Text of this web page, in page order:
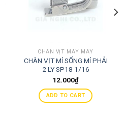
CHÂN VỊT MÁY MAY
CHÂN VỊT MÍ SỐNG MÍ PHẢI
2 LY SP18 1/16
12.000₫
ADD TO CART